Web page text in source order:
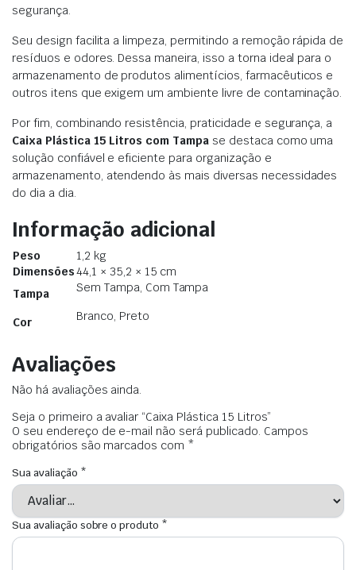
segurança.
Seu design facilita a limpeza, permitindo a remoção rápida de
resíduos e odores. Dessa maneira, isso a torna ideal para o
armazenamento de produtos alimentícios, farmacêuticos e
outros itens que exigem um ambiente livre de contaminação.
Por fim, combinando resistência, praticidade e segurança, a
Caixa Plástica 15 Litros com Tampase destaca como uma
solução confiável e eficiente para organização e
armazenamento, atendendo às mais diversas necessidades
do dia a dia.
Informação adicional
Peso
1,2 kg
Dimensões44,1 × 35,2 × 15 cm
Tampa
Sem Tampa, Com Tampa
Cor Branco, Preto
Avaliações
Não há avaliações ainda.
Seja o primeiro a avaliar “Caixa Plástica 15 Litros”
O seu endereço de e-mail não será publicado. Campos
obrigatórios são marcados com *
Sua avaliação *
Sua avaliação sobre o produto *